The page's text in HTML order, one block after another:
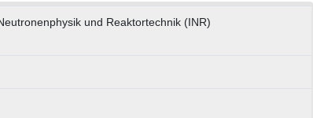
und Reaktortechnik (INR)